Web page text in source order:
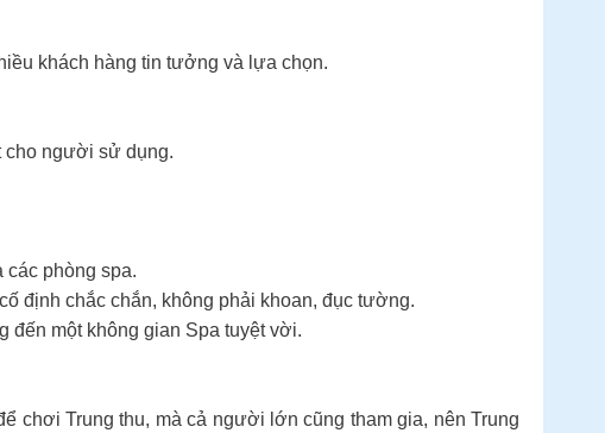
khách hàng tin tưởng và lựa chọn.
cho người sử dụng.
các phòng spa.
định chắc chắn, không phải khoan, đục tường.
đến một không gian Spa tuyệt vời.
chơi Trung thu, mà cả người lớn cũng tham gia, nên Trung